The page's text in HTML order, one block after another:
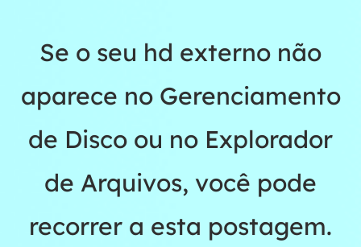
Se o seu hd externo não
aparece no Gerenciamento
de Disco ou no Explorador
de Arquivos, você pode
recorrer a esta postagem.